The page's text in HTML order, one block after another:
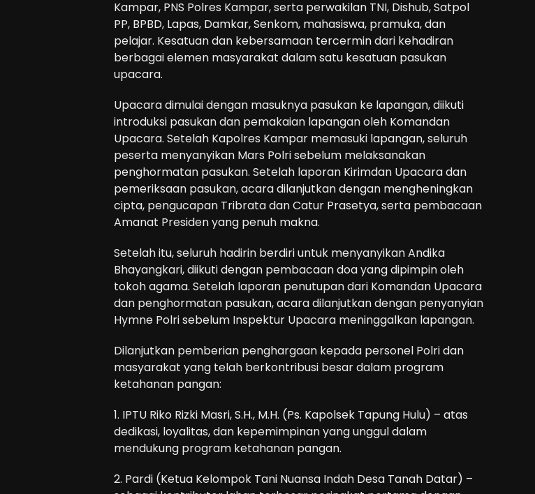
Kampar, PNS Polres Kampar, serta perwakilan TNI, Dishub, Satpol
PP, BPBD, Lapas, Damkar, Senkom, mahasiswa, pramuka, dan
pelajar. Kesatuan dan kebersamaan tercermin dari kehadiran
berbagai elemen masyarakat dalam satu kesatuan pasukan
upacara.
Upacara dimulai dengan masuknya pasukan ke lapangan, diikuti
introduksi pasukan dan pemakaian lapangan oleh Komandan
Upacara. Setelah Kapolres Kampar memasuki lapangan, seluruh
peserta menyanyikan Mars Polri sebelum melaksanakan
penghormatan pasukan. Setelah laporan Kirimdan Upacara dan
pemeriksaan pasukan, acara dilanjutkan dengan mengheningkan
cipta, pengucapan Tribrata dan Catur Prasetya, serta pembacaan
Amanat Presiden yang penuh makna.
Setelah itu, seluruh hadirin berdiri untuk menyanyikan Andika
Bhayangkari, diikuti dengan pembacaan doa yang dipimpin oleh
tokoh agama. Setelah laporan penutupan dari Komandan Upacara
dan penghormatan pasukan, acara dilanjutkan dengan penyanyian
Hymne Polri sebelum Inspektur Upacara meninggalkan lapangan.
Dilanjutkan pemberian penghargaan kepada personel Polri dan
masyarakat yang telah berkontribusi besar dalam program
ketahanan pangan:
1. IPTU Riko Rizki Masri, S.H., M.H. (Ps. Kapolsek Tapung Hulu) – atas
dedikasi, loyalitas, dan kepemimpinan yang unggul dalam
mendukung program ketahanan pangan.
2. Pardi (Ketua Kelompok Tani Nuansa Indah Desa Tanah Datar) –